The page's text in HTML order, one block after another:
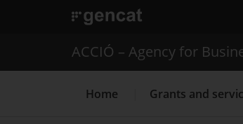
. Open in a new window.
ACCIÓ – Agency for
Home Grants and